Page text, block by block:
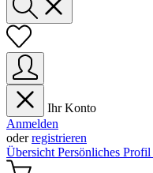
Ihr Konto
Anmelden
oderregistrieren
Übersicht Persönliches Profil